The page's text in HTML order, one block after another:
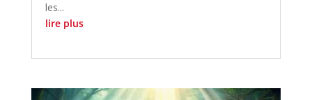
les...
lire plus